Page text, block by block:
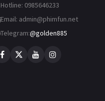
Hotline: 0985646233
Email: admin@phimfun.net
Telegram:@golden885